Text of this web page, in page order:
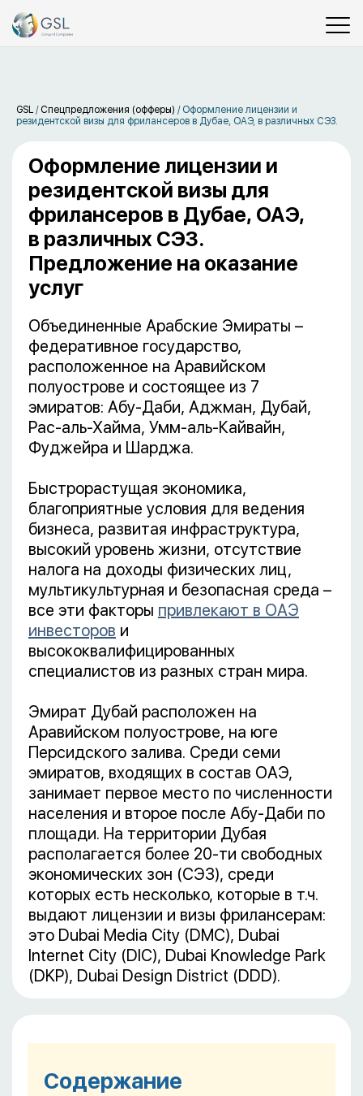
GSL / Спецпредложения (офферы) / Оформление лицензии и
резидентской визы для фрилансеров в Дубае, ОАЭ, в различных СЭЗ.
Оформление лицензии и
резидентской визы для
фрилансеров в Дубае, ОАЭ,
в различных СЭЗ.
Предложение на оказание
услуг
Объединенные Арабские Эмираты –
федеративное государство,
расположенное на Аравийском
полуострове и состоящее из 7
эмиратов: Абу-Даби, Аджман, Дубай,
Рас-аль-Хайма, Умм-аль-Кайвайн,
Фуджейра и Шарджа.
Быстрорастущая экономика,
благоприятные условия для ведения
бизнеса, развитая инфраструктура,
высокий уровень жизни, отсутствие
налога на доходы физических лиц,
мультикультурная и безопасная среда –
все эти факторы привлекают в ОАЭ
инвесторов и
высококвалифицированных
специалистов из разных стран мира.
Эмират Дубай расположен на
Аравийском полуострове, на юге
Персидского залива. Среди семи
эмиратов, входящих в состав ОАЭ,
занимает первое место по численности
населения и второе после Абу-Даби по
площади. На территории Дубая
располагается более 20-ти свободных
экономических зон (СЭЗ), среди
которых есть несколько, которые в т.ч.
выдают лицензии и визы фрилансерам:
это Dubai Media City (DMC), Dubai
Internet City (DIC), Dubai Knowledge Park
(DKP), Dubai Design District (DDD).
Содержание